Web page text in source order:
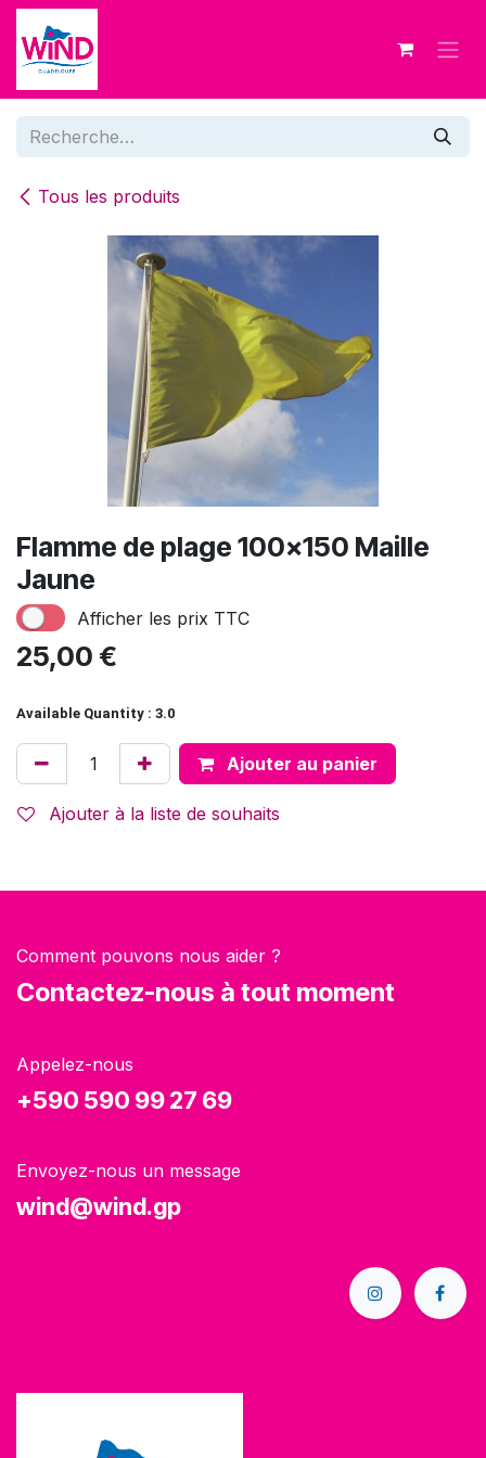
Se rendre au contenu
Tous les produits
Flamme de plage 100x150 Maille
Jaune
Afficher les prix TTC
25,00 €
Available Quantity : 3.0
Ajouter au panier
Ajouter à la liste de souhaits
Comment pouvons nous aider ?
Contactez-nous à tout moment
Appelez-nous
+590 590 99 27 69
Envoyez-nous un message
wind@wind.gp